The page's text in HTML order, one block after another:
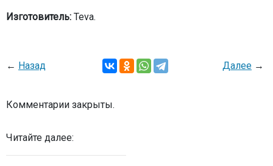
Изготовитель: Teva.
← Назад Далее →
Комментарии закрыты.
Читайте далее: